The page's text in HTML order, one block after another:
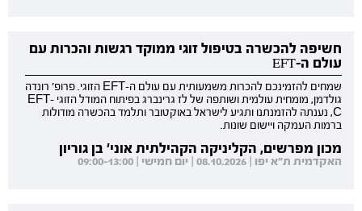
חשיפה להכשרה בטיפול זוגי ממוקד רגשות והכרות עם
עולם ה-EFT
שמחים להזמינכם להכרות משמעותית עם עולם ה-EFT הזוגי. פרופ' רונדה
גולדמן, מומחית עולמית ושותפה של לז גרינברג בפיתוח המודל הזוגי EFT-
C, נענתה להזמנתנו ותגיע לישראל באוקטובר ותלמד בהכשרה מודולות
ברמות העמקה ויישום שונות.
מכון מפרשים, הקליניקה הקהילתית אוני' בן גוריון
האקדמית ת"א יפו | 08.10.2026 | יום חמישי | 09:00-13:00